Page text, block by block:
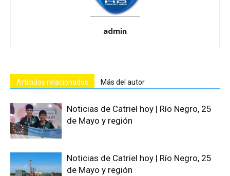
admin
Artículos relacionados Más del autor
Noticias de Catriel hoy | Río Negro, 25
de Mayo y región
Noticias de Catriel hoy | Río Negro, 25
de Mayo y región